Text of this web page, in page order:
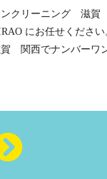
ンクリーニング 滋賀
にお任せくだ
関西でナンバーワ